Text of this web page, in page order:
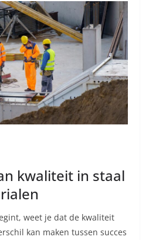
kwaliteit in staal
weet je dat de kwaliteit
kan maken tussen succes